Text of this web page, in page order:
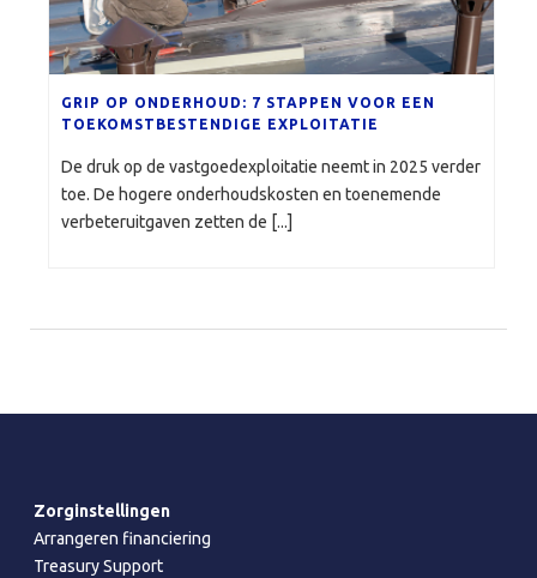
GRIP OP ONDERHOUD: 7 STAPPEN VOOR EEN
TOEKOMSTBESTENDIGE EXPLOITATIE
De druk op de vastgoedexploitatie neemt in 2025 verder
toe. De hogere onderhoudskosten en toenemende
verbeteruitgaven zetten de [...]
Zorginstellingen
Arrangeren financiering
Treasury Support